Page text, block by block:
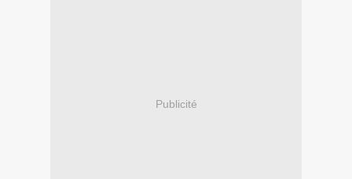
Publicité